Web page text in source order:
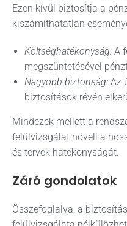
Ezen kívül biztosítja a
kiszámíthatatlan
Költséghatékonyság: A
megszüntetésével
Nagyobb biztonság: Az
biztosítások révén
Mindezek mellett a
felülvizsgálat növeli a
és tervek hatékonyságát.
Záró gondolatok
Összefoglalva, a